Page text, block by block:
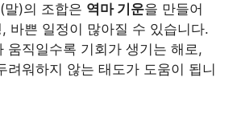
말)의 조합은 역마 기운을 만들어
바쁜 일정이 많아질 수 있습니다.
움직일수록 기회가 생기는 해로,
려워하지 않는 태도가 도움이 됩니